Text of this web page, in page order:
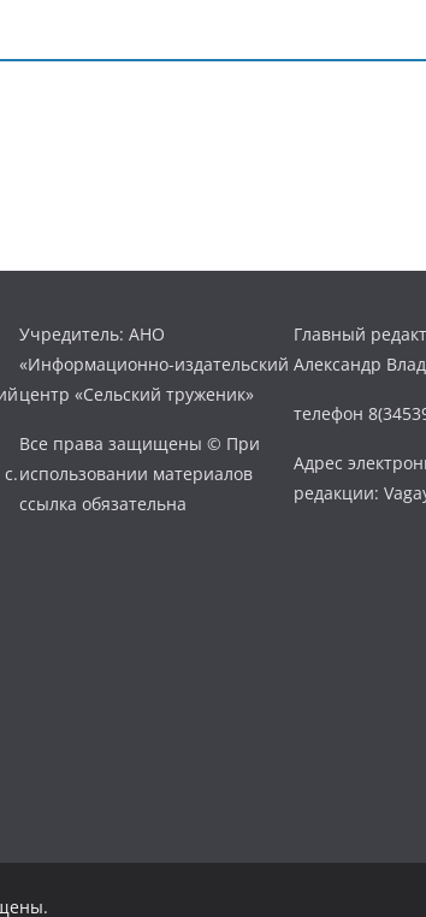
Учредитель: АНО
«Информационно-издательский
центр «Сельский труженик»
Все права защищены © При
использовании материалов
ссылка обязательна
Главный
Александр
телефон
Адрес
редакции: